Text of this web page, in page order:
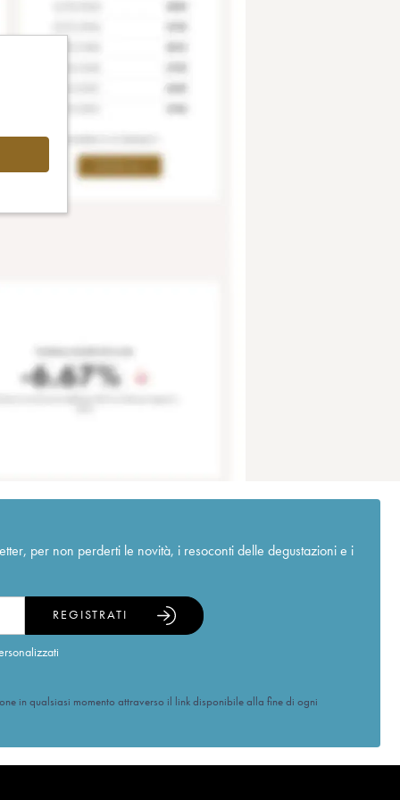
per non perderti le novità, i resoconti delle degustazioni e i
REGISTRATI
in qualsiasi momento attraverso il link disponibile alla fine di ogni